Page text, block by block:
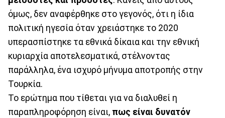
όμως, δεν αναφέρθηκε στο γεγονός, ότι η ίδια
πολιτική ηγεσία όταν χρειάστηκε το 2020
υπερασπίστηκε τα εθνικά δίκαια και την εθνική
κυριαρχία αποτελεσματικά, στέλνοντας
παράλληλα, ένα ισχυρό μήνυμα αποτροπής στην
Τουρκία.
Το ερώτημα που τίθεται για να διαλυθεί η
παραπληροφόρηση είναι, πως είναι δυνατόν